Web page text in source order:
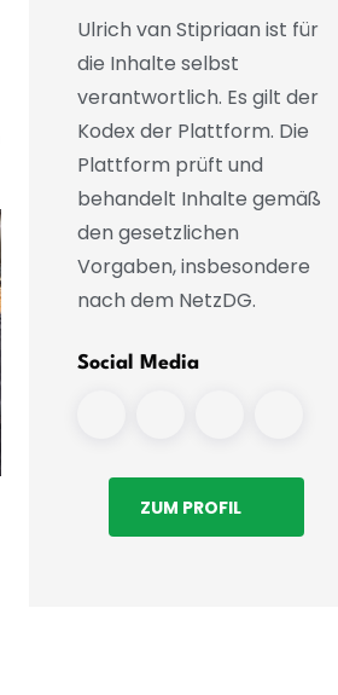
Kretschkos Kosmos statt
Ulrich van Stipriaan ist für
die Inhalte selbst
verantwortlich. Es gilt der
Kodex der Plattform. Die
Plattform prüft und
behandelt Inhalte gemäß
den gesetzlichen
Vorgaben, insbesondere
nach dem NetzDG.
Social Media
ZUM PROFIL